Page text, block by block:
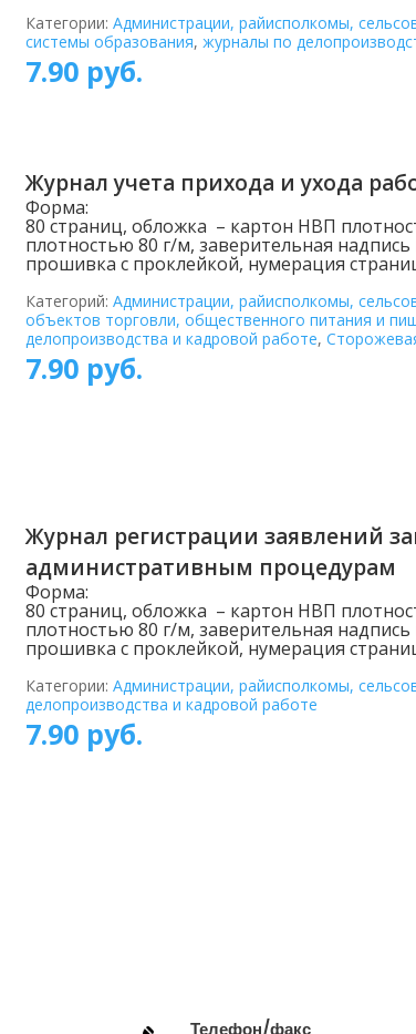
Категории: Администрации, райисполкомы,
системы образования, журналы по
7.90руб.
Журнал учета прихода и ухода
Форма:
80 страниц, обложка – картон НВП
плотностью 80 г/м, заверительная
прошивка с проклейкой, нумерация
Категорий: Администрации, райисполкомы,
объектов торговли, общественного питания и
делопроизводства и кадровой работе,
7.90руб.
Журнал регистрации заявлений
административным процедурам
Форма:
80 страниц, обложка – картон НВП
плотностью 80 г/м, заверительная
прошивка с проклейкой, нумерация
Категории: Администрации, райисполкомы,
делопроизводства и кадровой работе
7.90руб.
Телефон/факс